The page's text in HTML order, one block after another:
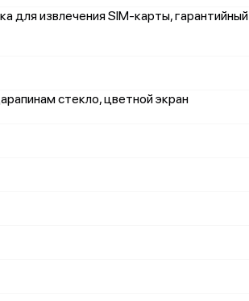
для извлечения SIM-карты, гарантийный
стекло, цветной экран